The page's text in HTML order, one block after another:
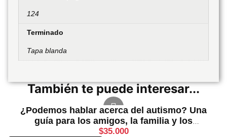
124
Terminado
Tapa blanda
También te puede interesar...
¿Podemos hablar acerca del autismo? Una
guía para los amigos, la familia y los
profesionales
$35.000